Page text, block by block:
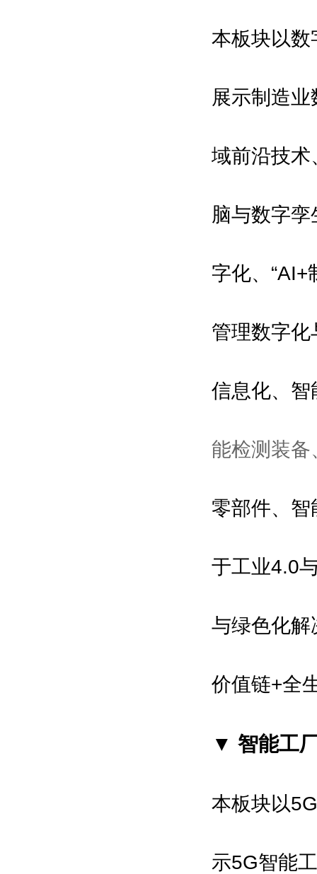
本板块以数
展示制造
域前沿技术
脑与数字
字化、“AI+
管理数字
信息化、智
能检测 装备
零部件、
于工业4.0
与绿色化解
价值链+全
▼ 智能工
本板块以
示5G智能